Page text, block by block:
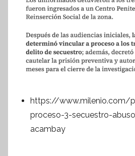
https://www.milenio.com/
proceso-3-secuestro-
acambay